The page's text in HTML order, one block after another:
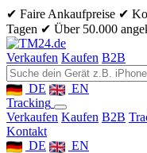
✔ Faire Ankaufpreise ✔
Tagen ✔ Über 50.000
Verkaufen Kaufen B2B
DE
EN
Tracking
Verkaufen Kaufen B2B
Kontakt
DE
EN